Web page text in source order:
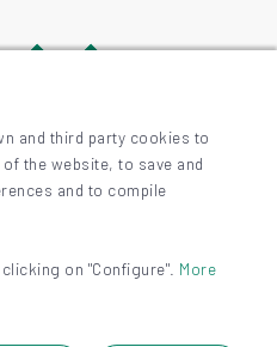
pribatutasuna
and third party cookies to
the website, to save and
and to compile
on "Configure". More